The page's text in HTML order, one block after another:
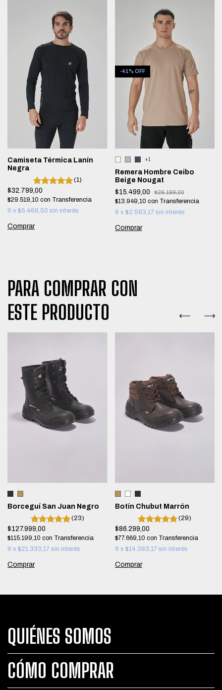
Camiseta Térmica Lanín
Negra
(1)
$32.799,00
$29.519,10 con
6 x $5.466,50 sin interés
Comprar
-41% OFF
+1
Remera Hombre Ceibo
Beige Nougat
$15.499,00
$26.199,00
$13.949,10 con
6 x $2.583,17 sin interés
Comprar
PARA COMPRAR CON
ESTE PRODUCTO
Borceguí San Juan Negro
(23)
$127.999,00
$115.199,10 con
6 x $21.333,17 sin interés
Comprar
Botín Chubut Marrón
(29)
$86.299,00
$77.669,10 con
6 x $14.383,17 sin interés
Comprar
QUIÉNES SOMOS
CÓMO COMPRAR